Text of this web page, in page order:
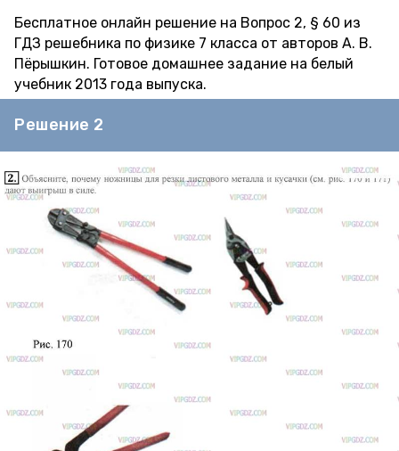
Бесплатное онлайн решение на Вопрос 2, § 60 из
ГДЗ решебника по физике 7 класса от авторов А. В.
Пёрышкин. Готовое домашнее задание на белый
учебник 2013 года выпуска.
Решение 2